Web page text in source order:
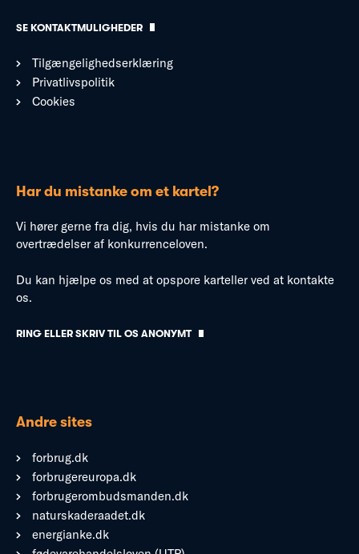
SE KONTAKTMULIGHEDER
Tilgængelighedserklæring
Privatlivspolitik
Cookies
Har du mistanke om et kartel?
Vi hører gerne fra dig, hvis du har mistanke om
overtrædelser af konkurrenceloven.
Du kan hjælpe os med at opspore karteller ved at kontakte
os.
RING ELLER SKRIV TIL OS ANONYMT
Andre sites
forbrug.dk
forbrugereuropa.dk
forbrugerombudsmanden.dk
naturskaderaadet.dk
energianke.dk